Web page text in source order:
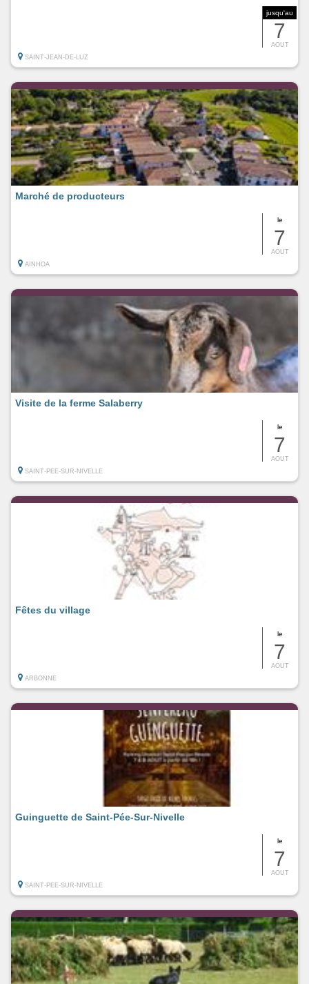
jusqu'au
7
AOUT
SAINT-JEAN-DE-LUZ
le
7
AOUT
Marché de producteurs
AINHOA
le
7
AOUT
Visite de la ferme Salaberry
SAINT-PEE-SUR-NIVELLE
le
7
AOUT
Fêtes du village
ARBONNE
le
7
AOUT
Guinguette de Saint-Pée-Sur-Nivelle
SAINT-PEE-SUR-NIVELLE